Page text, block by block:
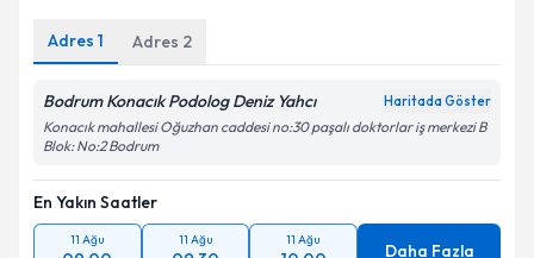
Adres 1 Adres 2
Bodrum Konacık Podolog Deniz Yahcı Haritada Göster
Konacık mahallesi Oğuzhan caddesi no:30 paşalı doktorlar iş merkezi B
Blok: No:2 Bodrum
En Yakın Saatler
11 Ağu 11 Ağu 11 Ağu
Daha Fazla